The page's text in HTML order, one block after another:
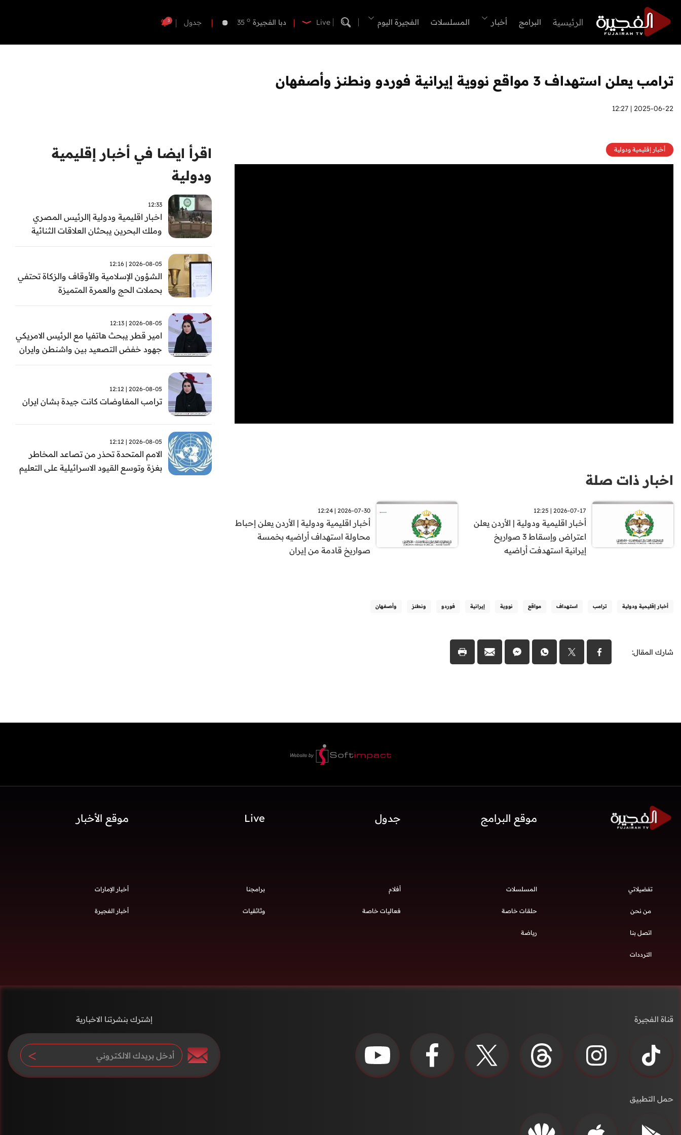
الرئيسية البرامج أخبار المسلسلات الفجيرة اليوم Live دبا الفجيرة 35 o
أم القيوين
جدول 3
ترامب يعلن استهداف 3 مواقع نووية إيرانية فوردو ونطنز وأصفهان
2025-06-22 | 12:27
أخبار إقليمية ودولية
اخبار ذات صلة
2026-07-17 | 12:25
أخبار اقليمية ودولية | الأردن يعلن
اعتراض وإسقاط 3 صواريخ
إيرانية استهدفت أراضيه
2026-07-30 | 12:24
أخبار اقليمية ودولية | الأردن يعلن إحباط
محاولة استهداف أراضيه بخمسة
صواريخ قادمة من إيران
أخبار إقليمية ودولية ترامب استهداف مواقع نووية إيرانية فوردو ونطنز وأصفهان
شارك المقال:
اقرأ ايضا في أخبار إقليمية
ودولية
12:33
اخبار اقليمية ودولية |الرئيس المصري
وملك البحرين يبحثان العلاقات الثنائية
وتطورات الأوضاع الإقليمية
2026-08-05 | 12:16
الشؤون الإسلامية والأوقاف والزكاة تحتفي
بحملات الحج والعمرة المتميزة
2026-08-05 | 12:13
امير قطر يبحث هاتفيا مع الرئيس الامريكي
جهود خفض التصعيد بين واشنطن وايران
2026-08-05 | 12:12
ترامب المفاوضات كانت جيدة بشان ايران
2026-08-05 | 12:12
الامم المتحدة تحذر من تصاعد المخاطر
بغزة وتوسع القيود الاسرائيلية على التعليم
موقع البرامج جدول Live موقع الأخبار
تفضيلاتي
من نحن
اتصل بنا
الترددات
المسلسلات أفلام برامجنا
حلقات خاصة فعاليات خاصة وثائقيات
رياضة
أخبار الإمارات
أخبار الفجيرة
قناة الفجيرة
حمل التطبيق
إشترك بنشرتنا الاخبارية